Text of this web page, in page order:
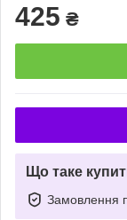
425 ₴
Що таке
Замовлення